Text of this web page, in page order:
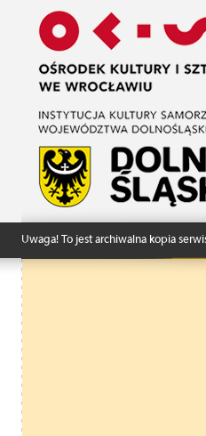
Uwaga! To jest archiwalna kopia